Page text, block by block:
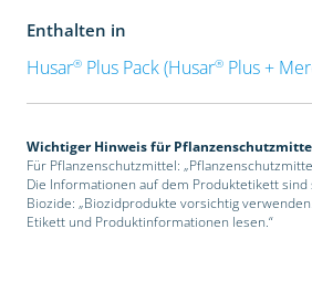
Enthalten in
Husar®Plus Pack (Husar®Plus +
Wichtiger Hinweis für
Für Pflanzenschutzmittel:
Die Informationen auf dem Produktetikett sind
Biozide: „Biozidprodukte vorsichtig
Etikett und Produktinformationen lesen.“